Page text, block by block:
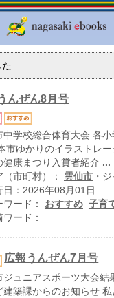
エリア
んぜん8月号
中学校総合体育大会 各
市ゆかりのイラストレ
健康まつり入賞者紹介 ...
（市町村）： 雲仙市・ジ
日：2026年08月01日
ワード： おすすめ 子育
ワード：
広報うんぜん7月号
ジュニアスポーツ大会結
建築課からのお知らせ 私
ジェクト
）
れる方へ
命遺産
ビ